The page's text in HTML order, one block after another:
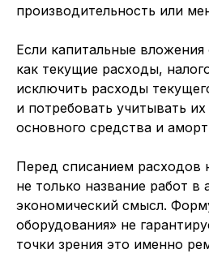
производительность или
Если капитальные
как текущие расходы,
исключить расходы
и потребовать учитывать
основного средства и
Перед списанием расходов
не только название работ в
экономический смысл.
оборудования» не
точки зрения это именно